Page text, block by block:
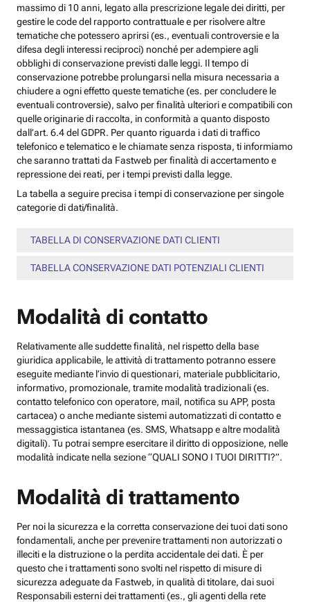
massimo di 10 anni, legato alla prescrizione legale dei diritti, per
gestire le code del rapporto contrattuale e per risolvere altre
tematiche che potessero aprirsi (es., eventuali controversie e la
difesa degli interessi reciproci) nonché per adempiere agli
obblighi di conservazione previsti dalle leggi. Il tempo di
conservazione potrebbe prolungarsi nella misura necessaria a
chiudere a ogni effetto queste tematiche (es. per concludere le
eventuali controversie), salvo per finalità ulteriori e compatibili con
quelle originarie di raccolta, in conformità a quanto disposto
dall’art. 6.4 del GDPR. Per quanto riguarda i dati di traffico
telefonico e telematico e le chiamate senza risposta, ti informiamo
che saranno trattati da Fastweb per finalità di accertamento e
repressione dei reati, per i tempi previsti dalla legge.
La tabella a seguire precisa i tempi di conservazione per singole
categorie di dati/finalità.
TABELLA DI CONSERVAZIONE DATI CLIENTI
TABELLA CONSERVAZIONE DATI POTENZIALI CLIENTI
Modalità di contatto
Relativamente alle suddette finalità, nel rispetto della base
giuridica applicabile, le attività di trattamento potranno essere
eseguite mediante l’invio di questionari, materiale pubblicitario,
informativo, promozionale, tramite modalità tradizionali (es.
contatto telefonico con operatore, mail, notifica su APP, posta
cartacea) o anche mediante sistemi automatizzati di contatto e
messaggistica istantanea (es. SMS, Whatsapp e altre modalità
digitali). Tu potrai sempre esercitare il diritto di opposizione, nelle
modalità indicate nella sezione “QUALI SONO I TUOI DIRITTI?”.
Modalità di trattamento
Per noi la sicurezza e la corretta conservazione dei tuoi dati sono
fondamentali, anche per prevenire trattamenti non autorizzati o
illeciti e la distruzione o la perdita accidentale dei dati. È per
questo che i trattamenti sono svolti nel rispetto di misure di
sicurezza adeguate da Fastweb, in qualità di titolare, dai suoi
Responsabili esterni dei trattamenti (es., gli agenti della rete